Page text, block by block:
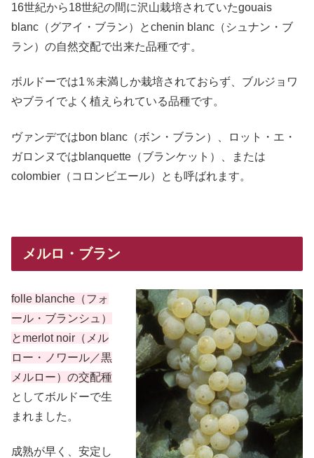
16世紀から18世紀の間に沢山栽培されていたgouais
blanc（グアイ・ブラン）とchenin blanc（シュナン・ブ
ラン）の自然交配で出来た品種です。
ボルドーでは1％未満しか栽培されておらず、ブルジョワ
やブライでよく植えられている品種です。
ヴァンデではbon blanc（ボン・ブラン）、ロット・エ・
ガロンヌではblanquette（ブランケット）、または
colombier（コロンビエール）とも呼ばれます。
メルロ・ブラン
folle blanche（フォ
ール・ブランシュ）
とmerlot noir（メル
ロー・ノワール／黒
メルロー）の交配種
としてボルドーで生
まれました。
成熟が早く、安定し